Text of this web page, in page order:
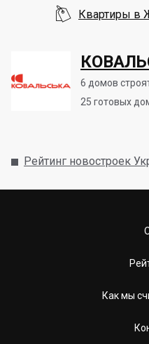
6 домов
25 готовых
 Квартиры в
Рейтинг новостроек
Как мы